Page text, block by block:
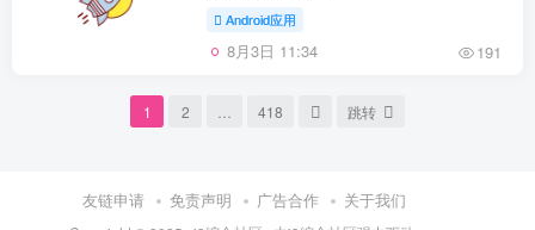
Android应用
8月3日 11:34 191
1 2 418 跳转
友链申请 免责声明 广告合作 关于我们